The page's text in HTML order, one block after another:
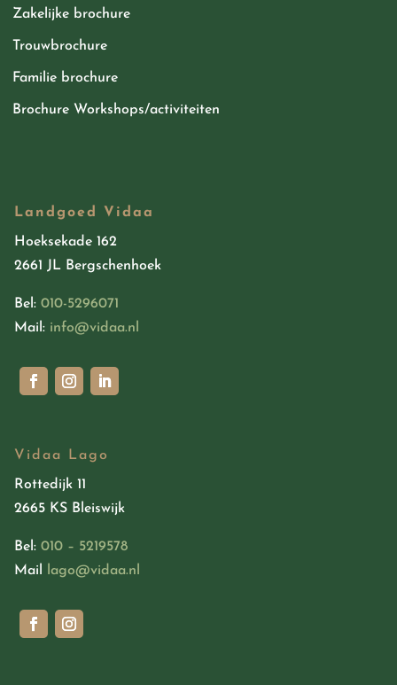
Zakelijke brochure
Trouwbrochure
Familie brochure
Brochure Workshops/activiteiten
Landgoed Vidaa
Hoeksekade 162
2661 JL Bergschenhoek
Bel:010-5296071
Mail: info@vidaa.nl
Vidaa Lago
Rottedijk 11
2665 KS Bleiswijk
Bel:010 – 5219578
Mail
lago@vidaa.nl